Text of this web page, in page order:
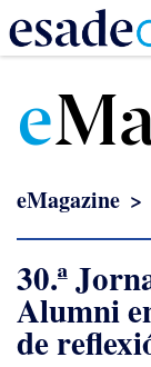
contenido
principal
e
eMagazine
30.ª
Alumni
de